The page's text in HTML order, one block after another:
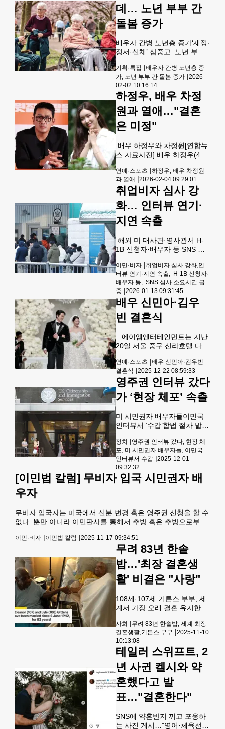
는 지난 5일 선고에서 추방명
령 확정 이후 시민권자와 혼인
한 사실만으로는 직권 재개 사
유가 될 수 없다고 판시했다.
이번 결정은 말프러스 수석 항
소 이민판사가 이끄는 3인 재
판부가 내렸다.판결문에 따르
면 아밋 야다브는 2008년 입국
후 비자를 초과 체류했고,
2013년 이민판사로부터 추방
명령을 받았다. 2014년 BIA
데… 노년 부부 간
돌봄 증가
배우자 간병 노년층 증가‘재정·
정서·신체’ 삼중고 노년 부부
다. 재정, 정서, 신체적으로 큰
부담을 피할 수 없기 때문에 적
절한 대책 마련이 시급하다는
지적이다. [로이터] 로리 곤살
레스(75) 씨는 간호 교육을 받
은 적이 없다. 그러나 현재 그
녀는 남편의 전업 간병인 역할
을 담당하고 있다. 애리조나주
피닉스의 자택에서 남편의 목
욕과 옷 입기, 거동을 돕고 식
사까지 챙긴다. 그년 지난 3년
동안 남편을 집에 혼자 두고 외
출한 적이 없다. 곤살레스 씨는
남편의 치매가 앞으로 악화될
것이
기획·특집 |배우자 간병 노년층 증
가, 노년 부부 간 돌봄 증가 |2026-
02-02 10:16:14
하정우, 배우 차정
원과 열애…"결혼
은 미정"
배우 하정우와 차정원[연합뉴
스 자료사진] 배우 하정우(47)
차정원의 소속사 사람엔터테
인먼트는 4일 두 사람이 교제
중이라고 밝혔다.하정우 소속
사 워크하우스컴퍼니는 "(하정
우가) 교제 중인 분이 계신 것
은 맞다"면서도 "결혼 관련 내
용은 확정이 아니다"라고 덧붙
였다. 앞서 일부 매체들은 하정
우가 오는 7월 결혼식을 올릴
예정이며, 상대는 배우 차정원
이라고 보도한 바 있다.하정우
는 영화 '마들렌'(2002)으로 데
뷔해 '추격자'(2007), '국가대
표'(2009), '범죄와의 전쟁:
연예·스포츠 |하정우, 배우 차정원
과 열애 |2026-02-04 09:29:01
취업비자 심사 강
화… 인터뷰 연기·
지연 속출
해외 미 대사관·영사관서 H-
1B 신청자·배우자 등 SNS 심
자 ‘발동동’ 지난 달 서울 주한
미 대사괸 앞에 비자를 받으려
는 시민들이 길게 줄을 늘어서
있다. [연합]연방 정부가 취업
비자 심사 절차를 대폭 강화하
면서 한국 등 해외 주재 미국
영사관에서 비자 인터뷰 일정
있다. 특히 H-1B와 H-4 비자
(H-1B 비자 소지자의 배우자
와 21세 미만의 자녀들에게 발
급되는 동반 비자) 신청자들이
큰 혼란을 겪고 있으며, 세계
최대 H-1B 인력 공급국인 인도
이민·비자 |취업비자 심사 강화,인
터뷰 연기·지연 속출, H-1B 신청자·
배우자 등, SNS 심사 소요시간 급
증 |2026-01-13 09:31:45
배우 신민아·김우
빈 결혼식
에이엠엔터테인먼트는 지난
20일 서울 중구 신라호텔 다이
김우빈의 웨딩 본식 사진을 22
일 공개했다. 2025.12.22 [에
이엠엔터테인먼트 제공. 재판
매 및 DB 금지]
연예·스포츠 |배우 신민아·김우빈
결혼식 |2025-12-22 08:59:33
영주권 인터뷰 갔다
가 ‘현장 체포’ 속출
미 시민권자 배우자들이민국
인터뷰서 ‘수갑’합법 절차 밟았
문’가족분리·인권침해 논란 미
시민권자와 결혼한 외국인 배
우자들이 영주권 신청을 위해
마지막 절차인 인터뷰에 참석
했다가 연방 이민 당국에 의해
인터뷰가 수갑으로 끝났다’는
제목의 기사를 통해 인터뷰를
위해 정부 기관을 스스로 방문
한 이민자들이 면담이 끝나는
즉시 수갑이 채워져 연행되면
서, 미국의 ‘가족 통합’ 이민 원
칙이 사실상 무너지고 있다는
비판이
정치 |영주권 인터뷰 갔다, 현장 체
포, 미 시민권자 배우자들, 이민국
인터뷰서 수갑 |2025-12-01
09:32:32
[이민법 칼럼] 무비자 입국 시민권자 배
우자
무비자 입국자는 미국에서 신분 변경 혹은 영주권 신청을 할 수
없다. 뿐만 아니라 이민판사를 통해서 추방 혹은 추방으로부터
족에 한해서 미국내에서 영주권 신청을 할 수 있다. 시민권자의
배우자나 부모 그리고 아직 21살이 넘지 않는 자녀가 시민권자
의 직계가족이다. 이들은 무비자로 입국을 하더라도 영주권 신
청이 가능하지만 거기에는 여러가지 제약이 있다. -시민권자 직
계 가족은 언제 미국내에서 영주권을 신청할 수 있나?▲무비자
로 입국한 시민권자 직계 가족은 무비자 유효기
이민·비자 |이민법 칼럼 |2025-11-17 09:34:51
무려 83년 한솥
밥…'최장 결혼생
활' 비결은 "사랑"
108세·107세 기튼스 부부, 세
계서 가장 오래 결혼 유지한 부
록 세운 기튼스 부부론제비퀘
스트 유튜브 영상 캡쳐. 재배포
및 DB금지 "우리는 서로 사랑
합니다", "제 아내를 사랑해
요"무려 83년간 결혼 생활을
이어온 부부에게 비결을 묻자
두 사람은 약속한 듯 '사랑'이
라는, 진부하지만 쉽지 않은 답
을 내놨다.영국 일간 가디언은
결혼 생활을 유지한 부부로 공
식 인정된 기튼스 부부의 '러브
사회 |무려 83년 한솥밥, 세계 최장
결혼생활,기튼스 부부 |2025-11-10
10:13:08
테일러 스위프트, 2
년 사귄 켈시와 약
혼했다고 발
표…"결혼한다"
SNS에 약혼반지 끼고 포옹하
는 사진 게시…"영어·체육선생